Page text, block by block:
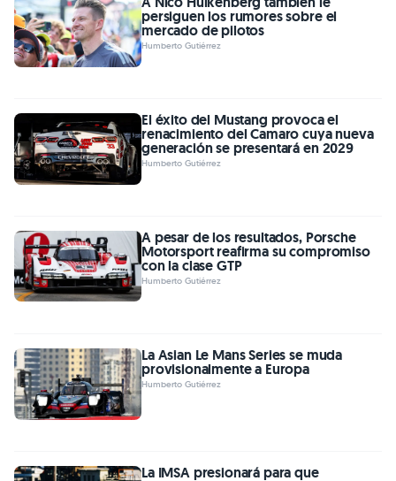
persiguen los rumores sobre el
mercado de pilotos
Humberto Gutiérrez
El éxito del Mustang provoca el
renacimiento del Camaro cuya nueva
generación se presentará en 2029
Humberto Gutiérrez
A pesar de los resultados, Porsche
Motorsport reafirma su compromiso
con la clase GTP
Humberto Gutiérrez
La Asian Le Mans Series se muda
provisionalmente a Europa
Humberto Gutiérrez
La IMSA presionará para que